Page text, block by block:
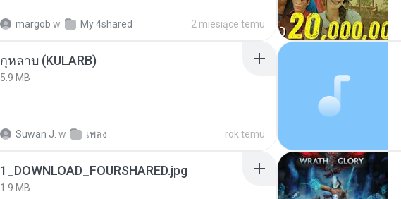
margob w My 4shared 2 miesiące temu
กุหลาบ (KULARB)
5.9 MB
Suwan J. w เพลง rok temu
1_DOWNLOAD_FOURSHARED.jpg
1.9 MB